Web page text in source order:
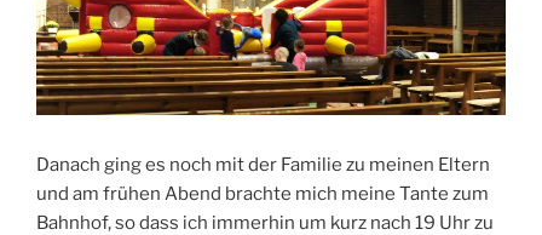
Danach ging es noch mit der Familie zu meinen Eltern
und am frühen Abend brachte mich meine Tante zum
Bahnhof, so dass ich immerhin um kurz nach 19 Uhr zu